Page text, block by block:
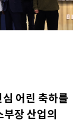
어린 축하를
장 산업의